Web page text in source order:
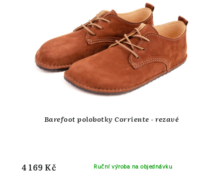
Barefoot polobotky Corriente - rezavé
Ruční výroba na objednávku
4 169 Kč